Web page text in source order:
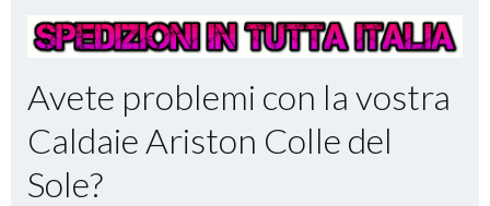
Avete problemi con la vostra
Caldaie Ariston Colle del
Sole?